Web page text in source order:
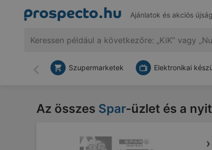
Ajánlatok és akciós
Vissza
Szupermarketek Elektronikai
Az összes Spar-üzlet és a